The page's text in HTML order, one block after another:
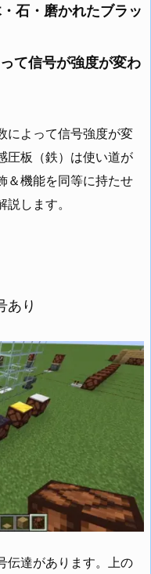
石・磨かれたブラッ
て信号が強度が変わ
によって信号強度が変
圧板（鉄）は使い道が
＆機能を同等に持たせ
します。
あり
伝達があります。上の